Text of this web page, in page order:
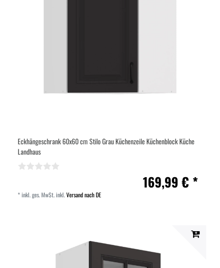
Eckhängeschrank 60x60 cm Stilo Grau Küchenzeile Küchenblock Küche
Landhaus
169,99 € *
*inkl. ges. MwSt.inkl.Versand nach DE